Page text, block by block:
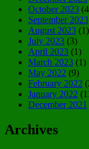
October 2023
September 2023
August 2023 (1)
July 2023 (3)
April 2023 (1)
March 2023 (1)
May 2022 (9)
February 2022
January 2022
December 2021
Archives